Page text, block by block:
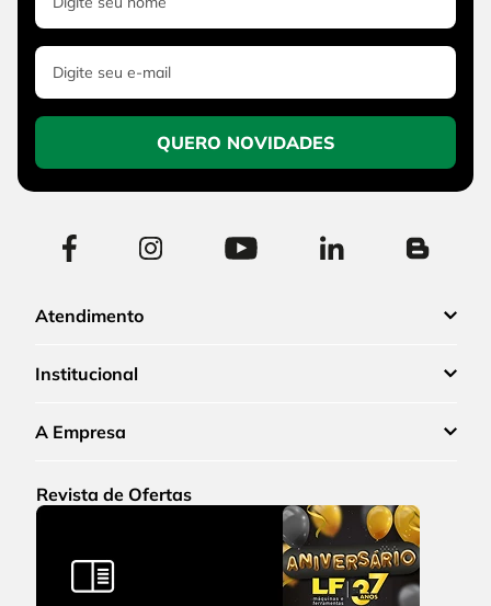
QUERO NOVIDADES
Atendimento
Institucional
A Empresa
Revista de Ofertas